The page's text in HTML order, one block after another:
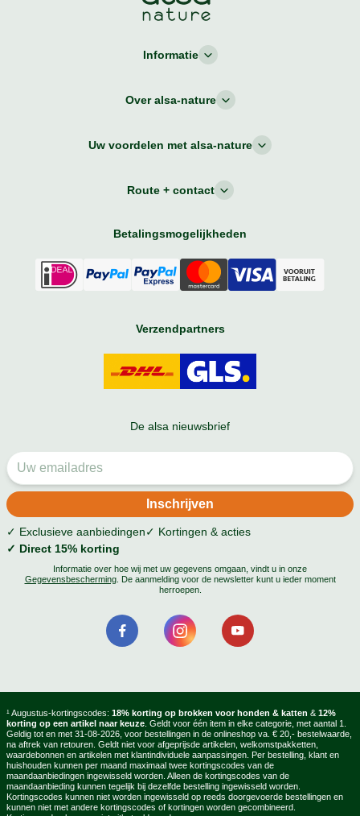
Informatie
Over alsa-nature
Uw voordelen met alsa-nature
Route + contact
Betalingsmogelijkheden
Verzendpartners
De alsa nieuwsbrief
✓ Exclusieve aanbiedingen✓ Kortingen & acties
✓ Direct 15% korting
Informatie over hoe wij met uw gegevens omgaan, vindt u in onze
Gegevensbescherming. De aanmelding voor de newsletter kunt u ieder moment
herroepen.
¹ Augustus-kortingscodes: 18% korting op brokken voor honden & katten & 12%
korting op een artikel naar keuze . Geldt voor één item in elke categorie, met aantal 1.
Geldig tot en met 31-08-2026, voor bestellingen in de onlineshop va. € 20,- bestelwaarde,
na aftrek van retouren. Geldt niet voor afgeprijsde artikelen, welkomstpakketten,
waardebonnen en artikelen met klantindividuele aanpassingen. Per bestelling, klant en
huishouden kunnen per maand maximaal twee kortingscodes van de
maandaanbiedingen ingewisseld worden. Alleen de kortingscodes van de
maandaanbieding kunnen tegelijk bij dezelfde bestelling ingewisseld worden.
Kortingscodes kunnen niet worden ingewisseld op reeds doorgevoerde bestellingen en
kunnen niet met andere kortingscodes of kortingen worden gecombineerd.